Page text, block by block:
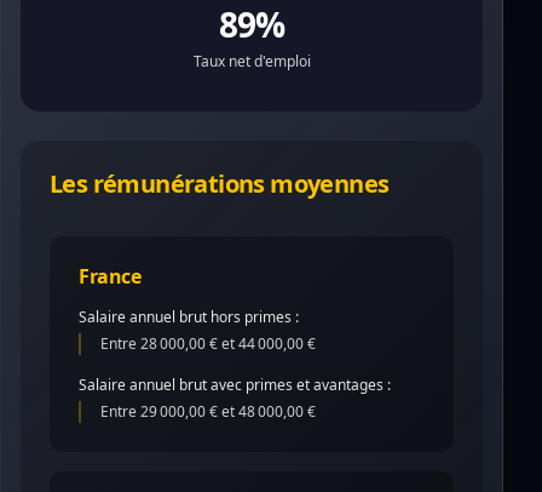
89%
Taux net d'emploi
Les rémunérations moyennes
France
Salaire annuel brut hors primes :
Entre 28 000,00 € et 44 000,00 €
Salaire annuel brut avec primes et avantages :
Entre 29 000,00 € et 48 000,00 €